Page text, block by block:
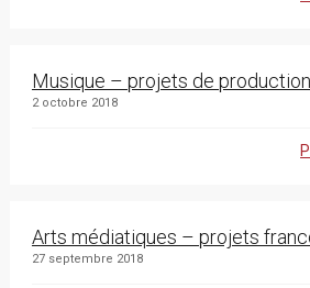
Musique – projets de
2 octobre 2018
Arts médiatiques – projets
27 septembre 2018